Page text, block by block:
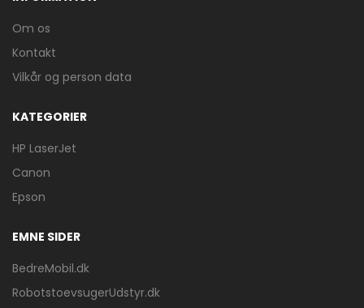
Om os
Kontakt
Vilkår og person data
KATEGORIER
HP LaserJet
Canon
Epson
EMNE SIDER
BedreMobil.dk
RobotstoevsugerUdstyr.dk